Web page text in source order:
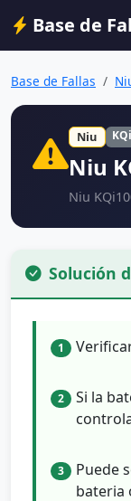
Base de
Base de Fallas
Niu
Niu
Niu
Solución
1
2
Si la
3
Puede
bateria